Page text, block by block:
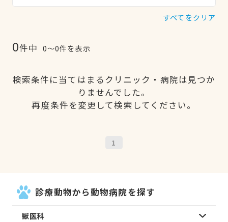
すべてをクリア
0件中 0〜0件を表示
検索条件に当てはまるクリニック・病院は見つか
りませんでした。
再度条件を変更して検索してください。
1
診療動物から動物病院を探す
獣医科